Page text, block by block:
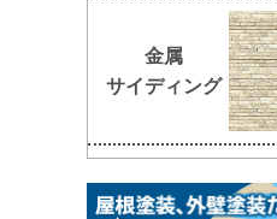
金属
サイディング